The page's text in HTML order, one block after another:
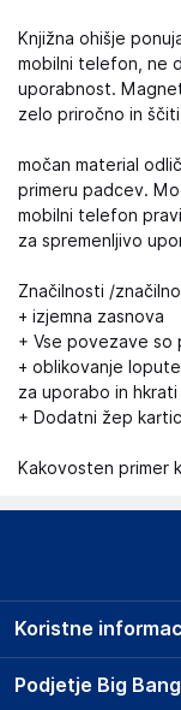
Knjižna ohišje
mobilni telefon, ne
uporabnost.
zelo priročno in
močan material
primeru padcev.
mobilni telefon
za spremenljivo
Značilnosti /
+ izjemna zasnova
+ Vse povezave
+ oblikovanje
za uporabo in
+ Dodatni žep
Kakovosten primer
Podjetje Big Bang
Koristne
Prodajna mesta